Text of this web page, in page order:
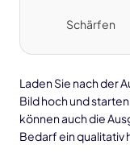
Schärfen
Laden Sie nach der
Bild hoch und
können auch die
Bedarf ein qualitativ